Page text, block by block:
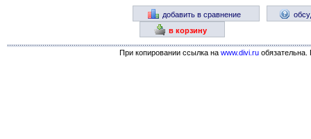
добавить в сравнение
в корзину
При копировании ссылка на www.divi.ru